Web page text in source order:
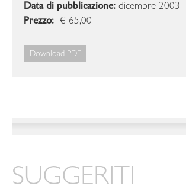
Data di pubblicazione: dicembre 2003
Prezzo: € 65,00
Download PDF
SUGGERITI